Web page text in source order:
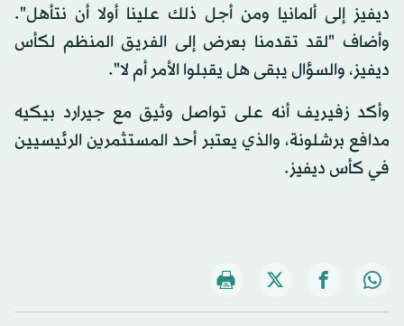
ديفيز إلى ألمانيا ومن أجل ذلك علينا أولا أن نتأهل".
وأضاف "لقد تقدمنا بعرض إلى الفريق المنظم لكأس
ديفيز، والسؤال يبقى هل يقبلوا الأمر أم لا".
وأكد زفيريف أنه على تواصل وثيق مع جيرارد بيكيه
مدافع برشلونة، والذي يعتبر أحد المستثمرين الرئيسيين
في كأس ديفيز.